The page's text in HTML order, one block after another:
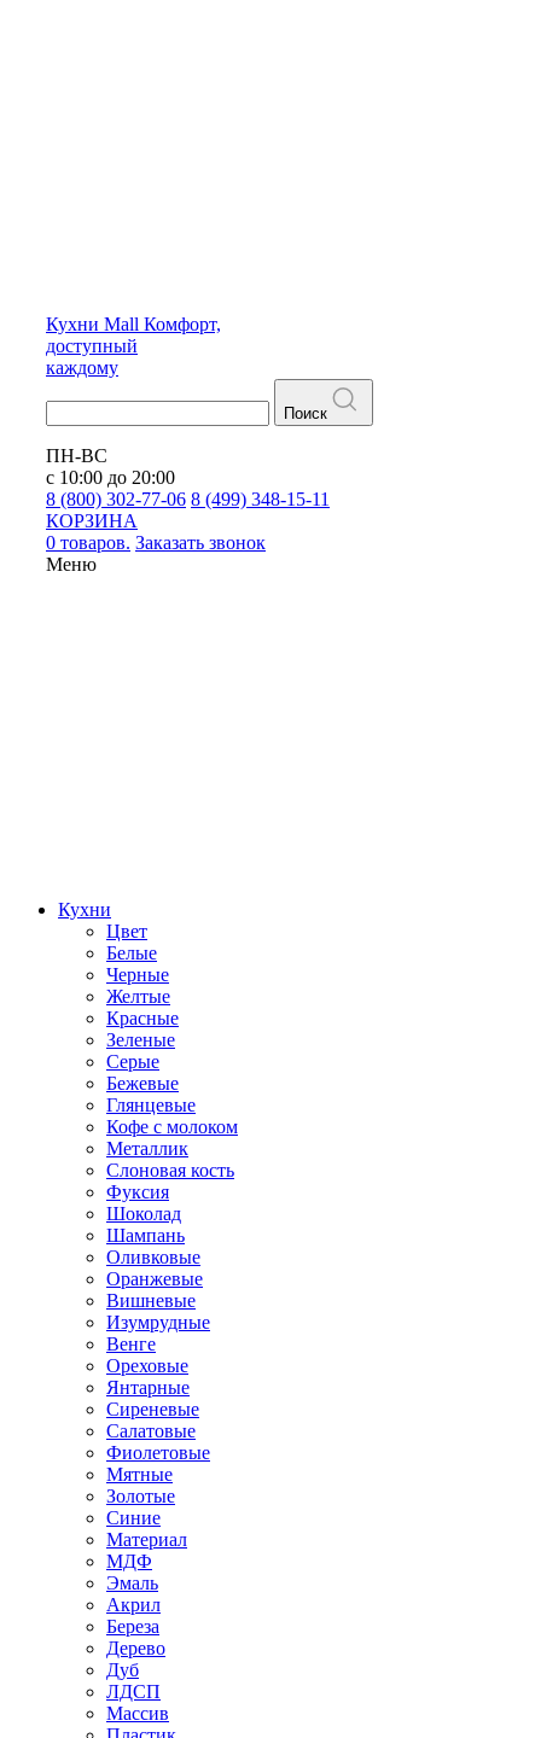
Кухни Mall Комфорт,
доступный
каждому
Поиск
ПН-ВС
с 10:00 до 20:00
8 (800) 302-77-06 8 (499) 348-15-11
КОРЗИНА
0 товаров. Заказать звонок
Меню
Кухни
Цвет
Белые
Черные
Желтые
Красные
Зеленые
Серые
Бежевые
Глянцевые
Кофе с молоком
Металлик
Слоновая кость
Фуксия
Шоколад
Шампань
Оливковые
Оранжевые
Вишневые
Изумрудные
Венге
Ореховые
Янтарные
Сиреневые
Салатовые
Фиолетовые
Мятные
Золотые
Синие
Материал
МДФ
Эмаль
Акрил
Береза
Дерево
Дуб
ЛДСП
Массив